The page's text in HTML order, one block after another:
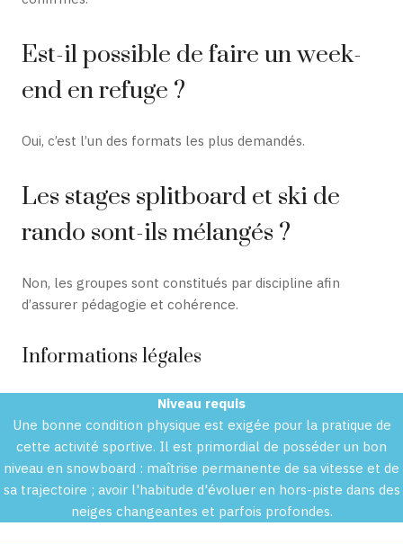
Est-il possible de faire un week-
end en refuge ?
Oui, c’est l’un des formats les plus demandés.
Les stages splitboard et ski de
rando sont-ils mélangés ?
Non, les groupes sont constitués par discipline afin
d’assurer pédagogie et cohérence.
Informations légales
Niveau requis
Une bonne condition physique est exigée pour la pratique de
cette activité sportive. Il est primordial de posséder un bon
niveau en snowboard : maîtrise permanente de sa vitesse et de
sa trajectoire ; avoir l'habitude d'évoluer en hors-piste dans des
neiges changeantes et parfois profondes.